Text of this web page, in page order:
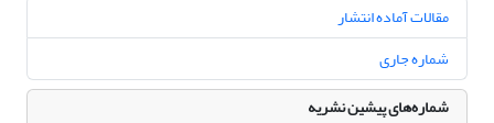
مقالات آماده انتشار
شماره جاری
شماره‌های پیشین نشریه